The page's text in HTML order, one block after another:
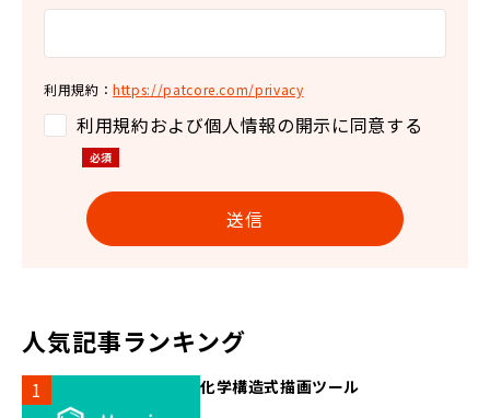
利用規約：https://patcore.com/privacy
利用規約および個人情報の開示に同意する
人気記事ランキング
化学構造式描画ツール